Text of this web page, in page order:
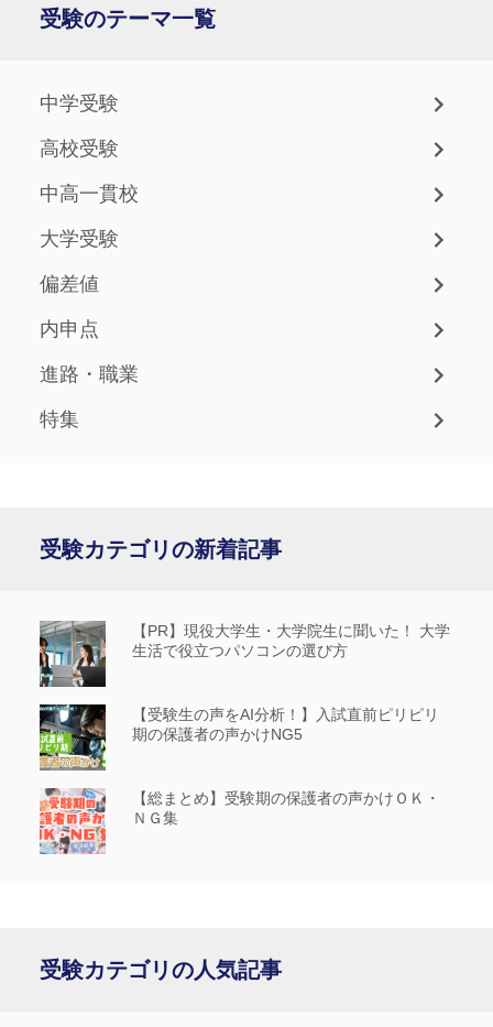
受験のテーマ一覧
中学受験
高校受験
中高一貫校
大学受験
偏差値
内申点
進路・職業
特集
受験カテゴリの新着記事
【PR】現役大学生・大学院生に聞いた！ 大学
生活で役立つパソコンの選び方
【受験生の声をAI分析！】入試直前ピリピリ
期の保護者の声かけNG5
【総まとめ】受験期の保護者の声かけＯＫ・
ＮＧ集
受験カテゴリの人気記事